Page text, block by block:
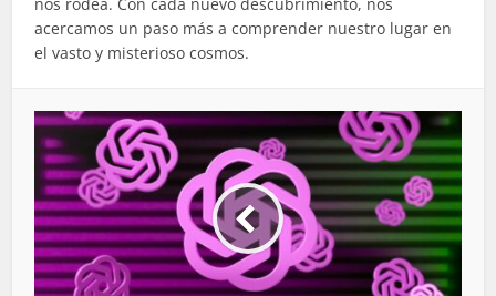
acercamos un paso más a comprender nuestro lugar en
el vasto y misterioso cosmos.